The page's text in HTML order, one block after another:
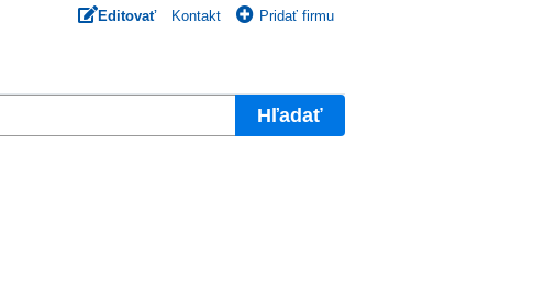
Editovať Kontakt Pridať firmu
Hľadať